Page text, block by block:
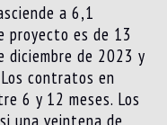
a 6,1
proyecto es de 13
diciembre de 2023 y
contratos en
6 y 12 meses. Los
una veintena de